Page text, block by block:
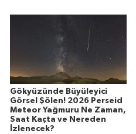
Gökyüzünde Büyüleyici
Görsel Şölen! 2026 Perseid
Meteor Yağmuru Ne Zaman,
Saat Kaçta ve Nereden
İzlenecek?